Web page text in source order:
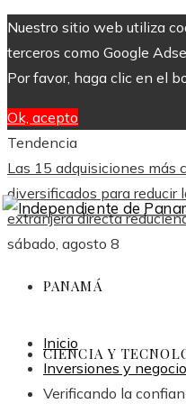
Nuestro sitio web utiliza
terceros como Google
Por favor, haga clic en el
Ok, acepto
Tendencia
Las 15 adquisiciones más
diversificados para reducir
extranjera directa
sábado, agosto 8
PANAMÁ
CIENCIA Y
Inicio
Inversiones y
Verificando la